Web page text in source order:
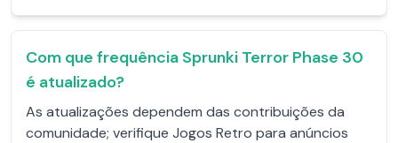
Com que frequência Sprunki Terror Phase 30
é atualizado?
As atualizações dependem das contribuições da
comunidade; verifique Jogos Retro para anúncios